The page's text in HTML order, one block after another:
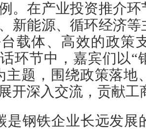
。在产业投资推介
新能源、循环经济
载体、高效的政策
环节中，嘉宾们以“
主题，围绕政策落地
开深入交流，贡献工
是钢铁企业长远发展